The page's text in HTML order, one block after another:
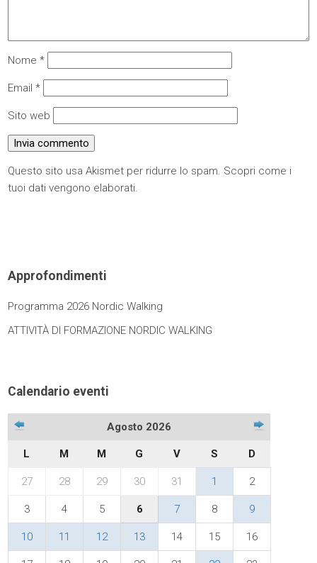
Nome*
Email*
Sito web
Questo sito usa Akismet per ridurre lo spam. Scopri come i
tuoi dati vengono elaborati.
Approfondimenti
Programma 2026 Nordic Walking
ATTIVITÀ DI FORMAZIONE NORDIC WALKING
Calendario eventi
Agosto 2026
L M M G V S D
27 28 29 30 31 1 2
3 4 5 6 7 8 9
10 11 12 13 14 15 16